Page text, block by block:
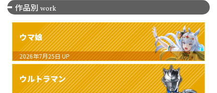
作品別 work
ウマ娘
2026年7月25日 UP
ウルトラマン